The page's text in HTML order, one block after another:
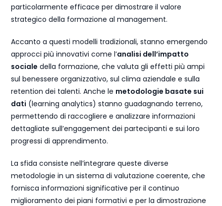
particolarmente efficace per dimostrare il valore
strategico della formazione al management.
Accanto a questi modelli tradizionali, stanno emergendo
approcci più innovativi come l’analisi dell’impatto
sociale della formazione, che valuta gli effetti più ampi
sul benessere organizzativo, sul clima aziendale e sulla
retention dei talenti. Anche le metodologie basate sui
dati (learning analytics) stanno guadagnando terreno,
permettendo di raccogliere e analizzare informazioni
dettagliate sull’engagement dei partecipanti e sui loro
progressi di apprendimento.
La sfida consiste nell’integrare queste diverse
metodologie in un sistema di valutazione coerente, che
fornisca informazioni significative per il continuo
miglioramento dei piani formativi e per la dimostrazione